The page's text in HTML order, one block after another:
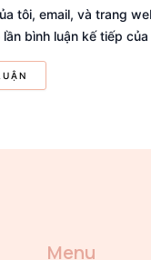
tôi, email, và trang
bình luận kế tiếp của
Menu